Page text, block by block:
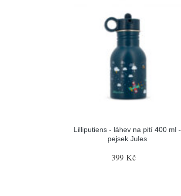
Lilliputiens - láhev na pití 400 ml -
pejsek Jules
399 Kč